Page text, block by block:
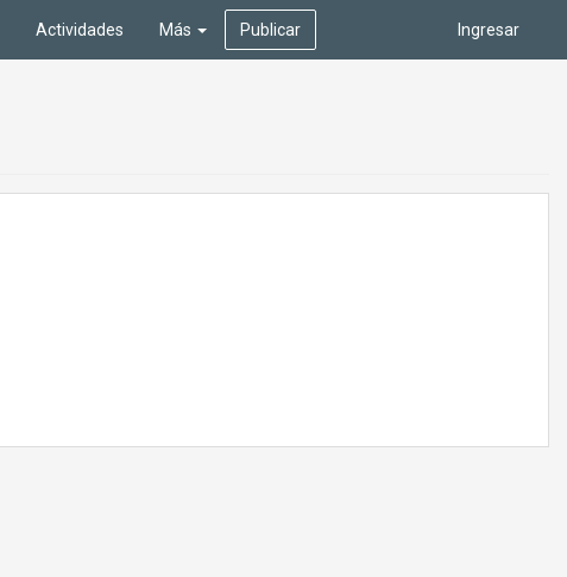
Ingresar
Actividades Más Publicar